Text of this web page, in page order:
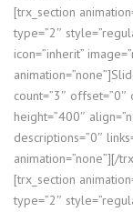
[trx_section
type=”2″
icon=”inherit”
count=”3″ offset=”0″
height=”400″
descriptions=”0″
animation=”none”][/
[trx_section
type=”2″